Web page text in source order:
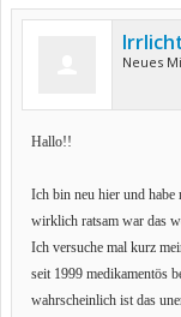
Neues
Hallo!!
Ich bin neu hier und habe
wirklich ratsam war das
Ich versuche mal kurz
seit 1999 medikamentös
wahrscheinlich ist das